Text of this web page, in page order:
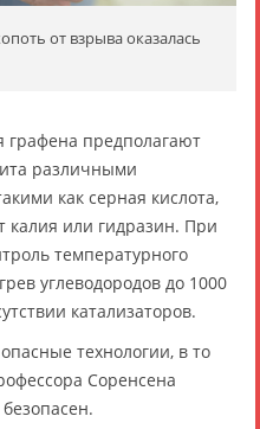
от взрыва оказалась
графена предполагают
различными
как серная кислота,
калия или гидразин. При
температурного
углеводородов до 1000
катализаторов.
технологии, в то
Соренсена